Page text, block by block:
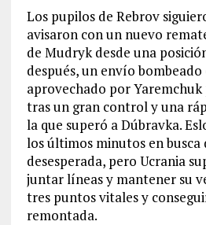
Los pupilos de Rebrov
avisaron con un nuevo
de Mudryk desde una
después, un envío
aprovechado por Yaremchuk
tras un gran control y una
la que superó a Dúbravka.
los últimos minutos en busca
desesperada, pero Ucrania
juntar líneas y mantener su
tres puntos vitales y
remontada.